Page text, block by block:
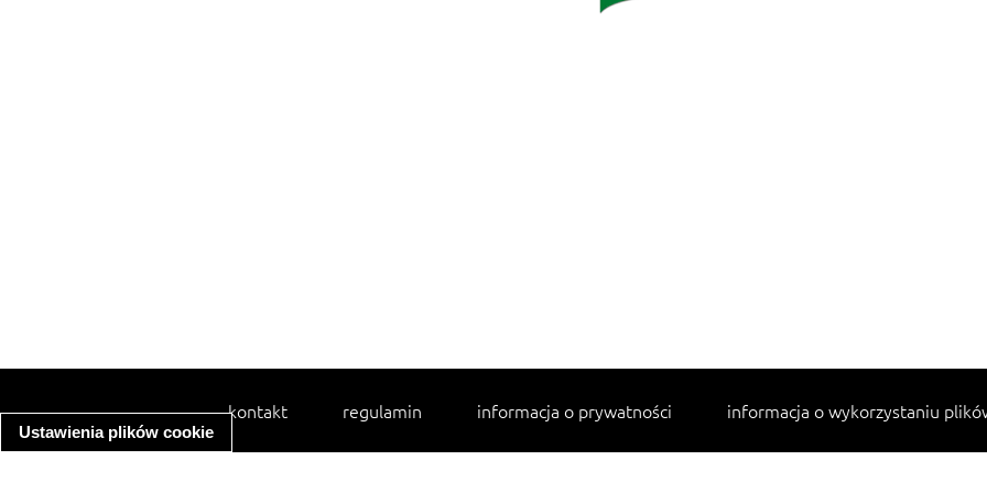
Ustawienia plików cookie
kontakt regulamin informacja o prywatności informacja o wykorzystaniu
Najpopularniejsze przepisy